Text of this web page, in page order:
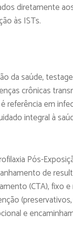
diretamente
às ISTs.
da saúde,
crônicas
referência em
integral à
Pós-
de
(CTA), fixo
e